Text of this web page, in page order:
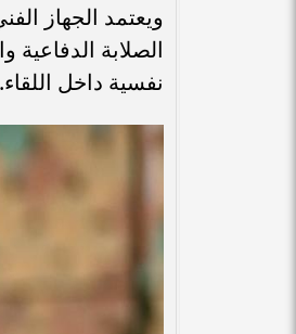
ويعتمد الجهاز
الصلابة
نفسية داخل اللقاء.